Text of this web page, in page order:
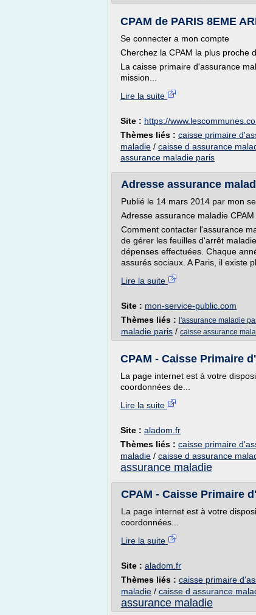
CPAM de PARIS 8EME
Se connecter a mon compte
Cherchez la CPAM la plus proche
La caisse primaire d'assurance
mission...
Lire la suite
Site : https://
Thèmes liés : caisse primaire
maladie / caisse d assurance
assurance maladie paris
Adresse assurance
Publié le 14 mars 2014 par mon
Adresse assurance maladie
Comment contacter l'assurance
de gérer les feuilles d'arrêt
dépenses effectuées. Chaque
assurés sociaux. A Paris, il existe
Lire la suite
Site : mon-service-public.com
Thèmes liés : l'assurance maladie
maladie paris / caisse assurance
CPAM - Caisse Primaire
La page internet est à votre
coordonnées de...
Lire la suite
Site : aladom.fr
Thèmes liés : caisse primaire
maladie / caisse d assurance
assurance maladie
CPAM - Caisse Primaire
La page internet est à votre
coordonnées...
Lire la suite
Site : aladom.fr
Thèmes liés : caisse primaire
maladie / caisse d assurance
assurance maladie